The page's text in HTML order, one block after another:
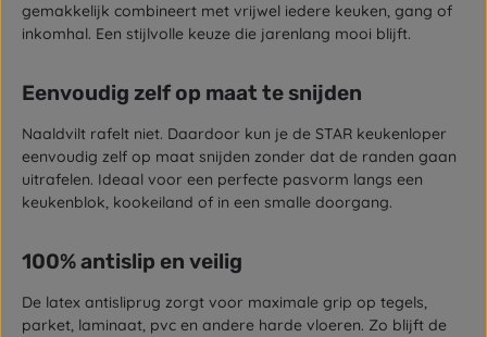
gemakkelijk combineert met vrijwel iedere keuken, gang of
inkomhal. Een stijlvolle keuze die jarenlang mooi blijft.
Eenvoudig zelf op maat te snijden
Naaldvilt rafelt niet. Daardoor kun je de STAR keukenloper
eenvoudig zelf op maat snijden zonder dat de randen gaan
uitrafelen. Ideaal voor een perfecte pasvorm langs een
keukenblok, kookeiland of in een smalle doorgang.
100% antislip en veilig
De latex antisliprug zorgt voor maximale grip op tegels,
parket, laminaat, pvc en andere harde vloeren. Zo blijft de